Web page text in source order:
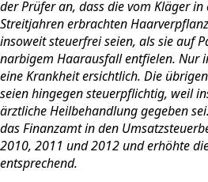
der Prüfer an, dass die vom Kläger in
Streitjahren erbrachten
insoweit steuerfrei seien, als sie auf
narbigem Haarausfall entfielen. Nur
eine Krankheit ersichtlich. Die
seien hingegen steuerpflichtig, weil
ärztliche Heilbehandlung gegeben
das Finanzamt in den
2010, 2011 und 2012 und erhöhte
entsprechend.